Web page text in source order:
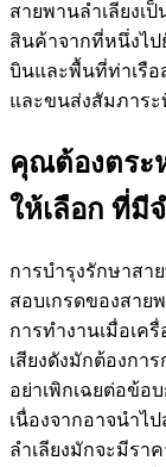
สายพานลำเลียงเ
สินค้าจากที่หนึ่งไป
บินและพื้นที่ท่าเรือ
และขนส่งสัมภาร
คุณต้องตระ
ให้เลือก ที่มี
การบำรุงรักษาสา
สอบเกรดของสาย
การทำงานเมื่อเค
เสียงดังมักต้องกา
อย่าเพิกเฉยต่อข้อ
เนื่องจากอาจนำไ
ลำเลียงมักจะมีรา